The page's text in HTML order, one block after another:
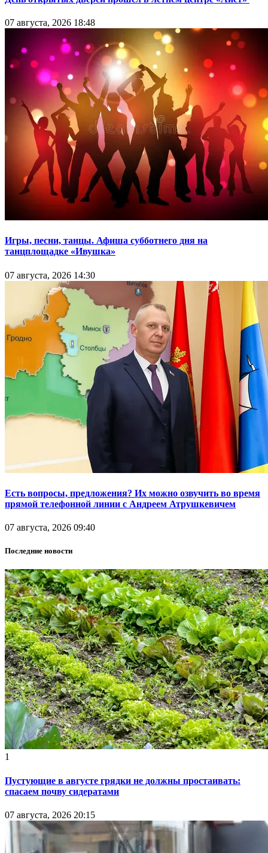
07 августа, 2026 18:48
Игры, песни, танцы. Афиша субботнего дня на
танцплощадке «Ивушка»
07 августа, 2026 14:30
Есть вопросы, предложения? Их можно озвучить во время
прямой телефонной линии с Андреем Атрушкевичем
07 августа, 2026 09:40
Последние новости
1
Пустующие в августе грядки не должны простаивать:
спасаем почву сидератами
07 августа, 2026 20:15